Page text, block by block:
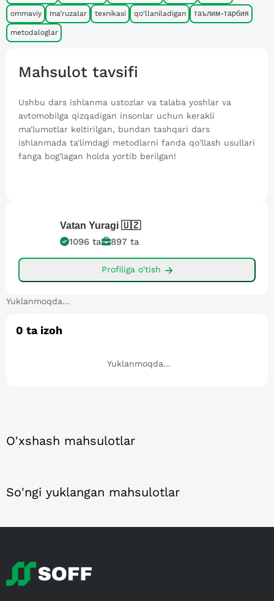
ommaviy ma’ruzalar texnikasi qo‘llaniladigan таълим-тарбия
metodaloglar
Mahsulot tavsifi
Ushbu dars ishlanma ustozlar va talaba yoshlar va
avtomobilga qizqadigan insonlar uchun kerakli
ma'lumotlar keltirilgan, bundan tashqari dars
ishlanmada ta'limdagi metodlarni fanda qo'llash usullari
fanga bog'lagan holda yortib berilgan!
Vatan Yuragi 🇺🇿
1096 ta 897 ta
Profiliga o'tish
Yuklanmoqda...
0 ta izoh
Yuklanmoqda...
O'xshash mahsulotlar
So'ngi yuklangan mahsulotlar